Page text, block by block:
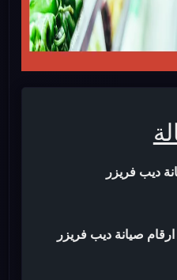
ديب فريزر
صيانة ديب فريزر